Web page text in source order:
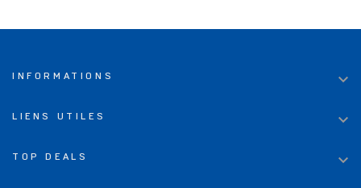
INFORMATIONS 
LIENS UTILES 
TOP DEALS 